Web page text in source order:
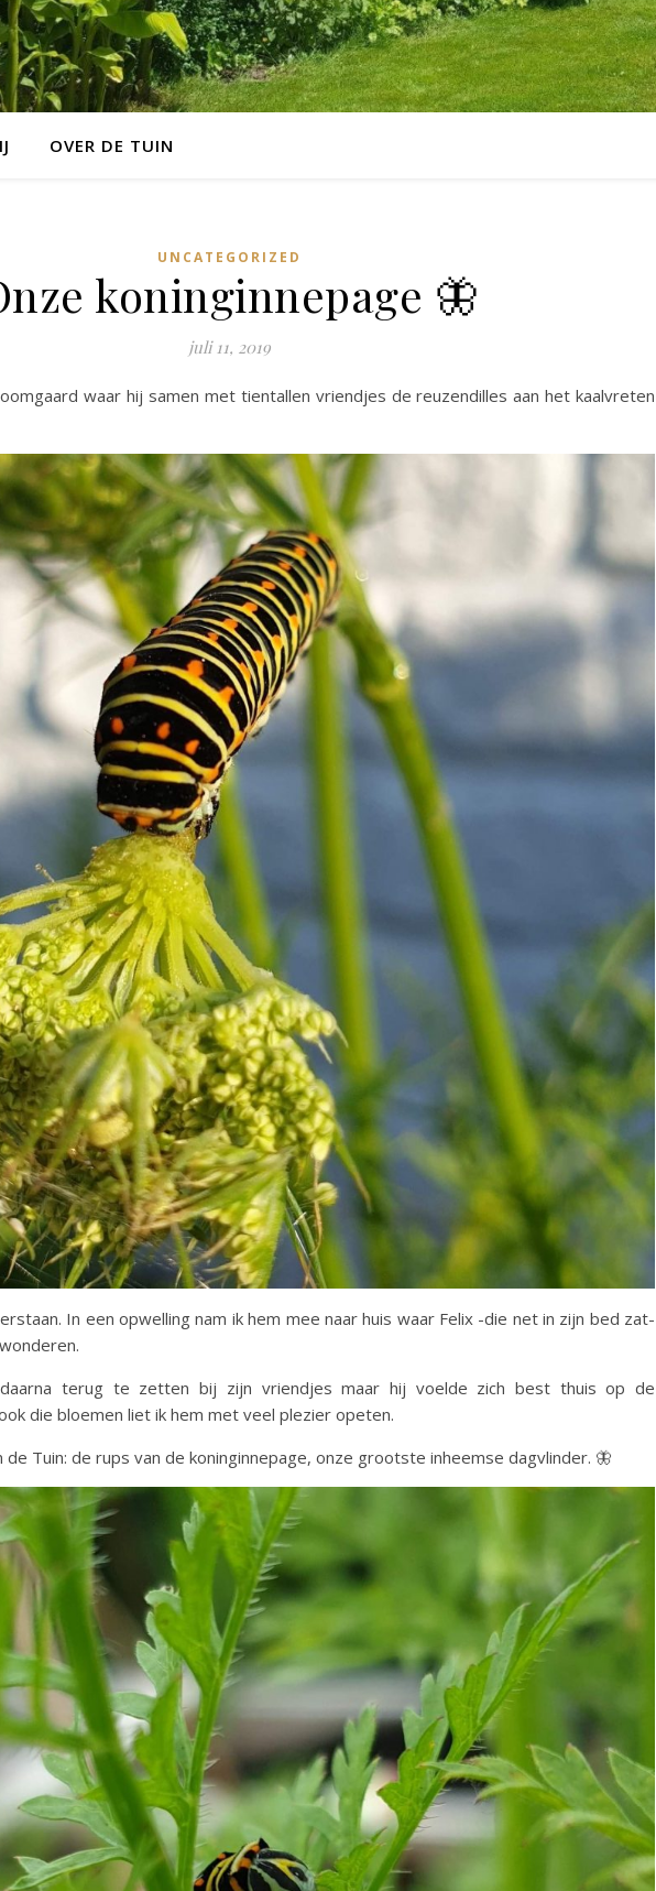
OVER DE TUIN
UNCATEGORIZED
koninginnepage 🦋
juli 11, 2019
waar hij samen met tientallen vriendjes de reuzendilles aan het kaalvreten
In een opwelling nam ik hem mee naar huis waar Felix -die net in zijn bed zat-
terug te zetten bij zijn vriendjes maar hij voelde zich best thuis op de
die bloemen liet ik hem met veel plezier opeten.
Tuin: de rups van de koninginnepage, onze grootste inheemse dagvlinder. 🦋